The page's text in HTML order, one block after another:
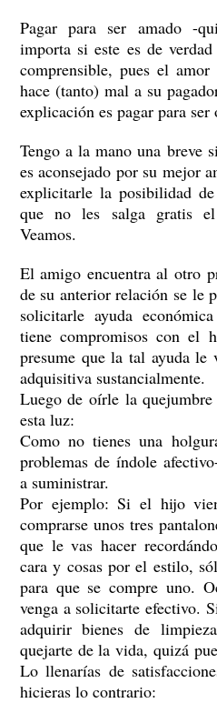
Pagar para ser amado -
importa si este es de
comprensible, pues el
hace (tanto) mal a su
explicación es pagar para
Tengo a la mano una breve
es aconsejado por su mejor
explicitarle la posibilidad
que no les salga gratis
Veamos.
El amigo encuentra al otro
de su anterior relación se le
solicitarle ayuda
tiene compromisos con el
presume que la tal ayuda le
adquisitiva sustancialmente.
Luego de oírle la
esta luz:
Como no tienes una
problemas de índole
a suministrar.
Por ejemplo: Si el hijo
comprarse unos tres
que le vas hacer
cara y cosas por el estilo,
para que se compre uno.
venga a solicitarte efectivo.
adquirir bienes de
quejarte de la vida, quizá
Lo llenarías de
hicieras lo contrario: